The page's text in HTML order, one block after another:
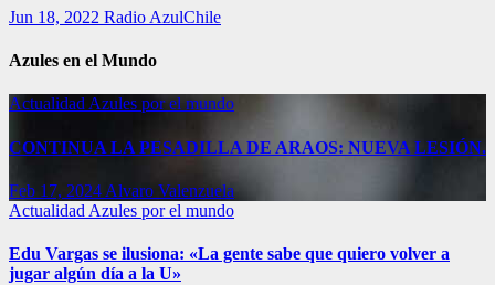
Jun 18, 2022 Radio AzulChile
Azules en el Mundo
Actualidad Azules por el mundo
CONTINUA LA PESADILLA DE ARAOS: NUEVA LESIÓN.
Feb 17, 2024 Alvaro Valenzuela
Actualidad Azules por el mundo
Edu Vargas se ilusiona: «La gente sabe que quiero volver a
jugar algún día a la U»